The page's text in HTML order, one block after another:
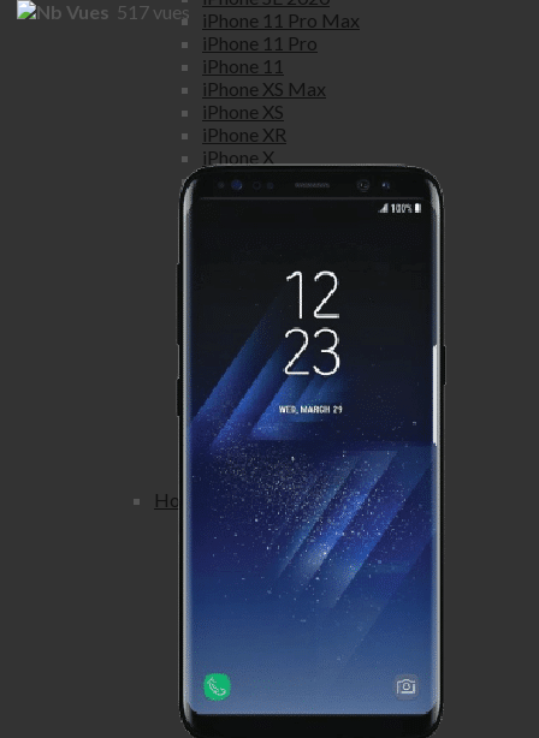
iPhone 11 Pro Max
iPhone 11 Pro
iPhone 11
iPhone XS Max
iPhone XS
iPhone XR
iPhone X
iPhone 8 Plus
iPhone 8
iPhone 6S Plus
iPhone 6S
iPhone 6 Plus
iPhone 6
iPhone 5S
iPhone 5C
iPhone 5
iPhone 4S
iPhone 4
Honor
Honor view
Honor View 20
Honor View 10
Honor lite
Honor 20 Lite
Honor 10 Lite
Honor 9 Lite
Honor 8 Lite
Honor x
517 vues